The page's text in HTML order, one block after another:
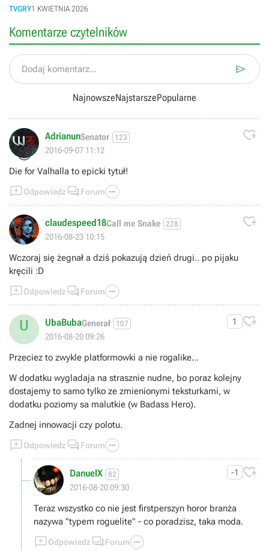
zwiedzanie świata na później i dlaczego do kradzieży w tej grze
TVGRY1 KWIETNIA 2026
Komentarze czytelników
Dodaj komentarz... 
NajnowszeNajstarszePopularne
😃
AdrianunSenator 123
2016-09-07 11:12

Die for Valhalla to epicki tytuł!
Odpowiedz  Forum 
claudespeed18Call me Snake 228
2016-08-23 10:15

Wczoraj się żegnał a dziś pokazują dzień drugi.. po pijaku
kręcili :D
Odpowiedz  Forum 
U UbaBubaGenerał 107
2016-08-20 09:26
1 
Przeciez to zwykle platformowki a nie rogalike...
W dodatku wygladaja na strasznie nudne, bo poraz kolejny
dostajemy to samo tylko ze zmienionymi teksturkami, w
dodatku poziomy sa malutkie (w Badass Hero).
Zadnej innowacji czy polotu.
Odpowiedz  Forum 
DanuelX 82
2016-08-20 09:30
-1 
Teraz wszystko co nie jest firstperszyn horor branża
nazywa "typem roguelite" - co poradzisz, taka moda.
Odpowiedz  Forum 